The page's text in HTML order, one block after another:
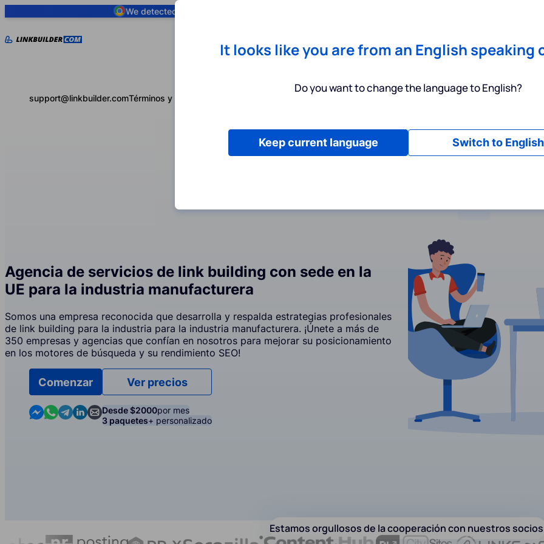
We detected you are using
support@linkbuilder.comTérminos y condiciones
Agencia de servicios de link building con sede en la
UE para la industria manufacturera
Somos una empresa reconocida que desarrolla y respalda estrategias profesionales
de link building para la industria para la industria manufacturera. ¡Únete a más de
350 empresas y agencias que confían en nosotros para mejorar su posicionamiento
en los motores de búsqueda y su rendimiento SEO!
Comenzar
Contact us in Messenger
Contact us in WhatsApp
Contact us in Telegram
Contact us in Linkedin
Contact us by email
Ver precios
Desde $2000por mes
3 paquetes+ personalizado
Estamos orgullosos de la cooperación con nuestros
It looks like you are from an English speaking
Do you want to change the language to English?
Switch to English
Keep current language